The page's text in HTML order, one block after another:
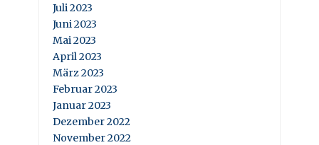
Juli 2023
Juni 2023
Mai 2023
April 2023
März 2023
Februar 2023
Januar 2023
Dezember 2022
November 2022